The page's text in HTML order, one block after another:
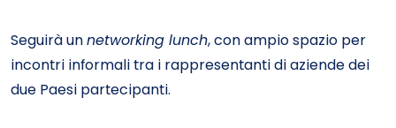
Seguirà unnetworking lunch, con ampio spazio per
incontri informali tra i rappresentanti di aziende dei
due Paesi partecipanti.